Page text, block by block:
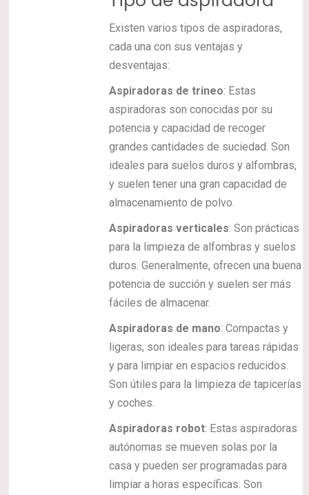
Existen varios tipos de aspiradoras,
cada una con sus ventajas y
desventajas:
Aspiradoras de trineo: Estas
aspiradoras son conocidas por su
potencia y capacidad de recoger
grandes cantidades de suciedad. Son
ideales para suelos duros y alfombras,
y suelen tener una gran capacidad de
almacenamiento de polvo.
Aspiradoras verticales: Son prácticas
para la limpieza de alfombras y suelos
duros. Generalmente, ofrecen una buena
potencia de succión y suelen ser más
fáciles de almacenar.
Aspiradoras de mano: Compactas y
ligeras, son ideales para tareas rápidas
y para limpiar en espacios reducidos.
Son útiles para la limpieza de tapicerías
y coches.
Aspiradoras robot: Estas aspiradoras
autónomas se mueven solas por la
casa y pueden ser programadas para
limpiar a horas específicas. Son